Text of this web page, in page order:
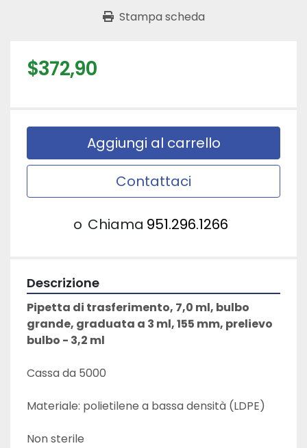
Stampa scheda
$372,90
Aggiungi al carrello
Contattaci
o Chiama 951.296.1266
Descrizione
Pipetta di trasferimento, 7,0 ml, bulbo
grande, graduata a 3 ml, 155 mm, prelievo
bulbo - 3,2 ml
Cassa da 5000
Materiale: polietilene a bassa densità (LDPE)
Non sterile